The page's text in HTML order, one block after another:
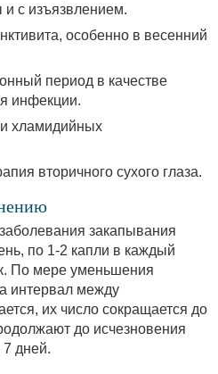
и с изъязвлением.
особенно в весенний
период в качестве
инфекции.
хламидийных
вторичного сухого глаза.
закапывания
по 1-2 капли в каждый
По мере уменьшения
интервал между
их число сокращается до
до исчезновения
дней.